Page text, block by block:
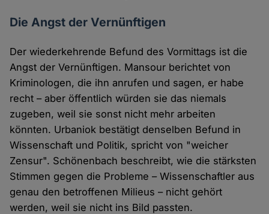
Die Angst der Vernünftigen
Der wiederkehrende Befund des Vormittags ist die
Angst der Vernünftigen. Mansour berichtet von
Kriminologen, die ihn anrufen und sagen, er habe
recht – aber öffentlich würden sie das niemals
zugeben, weil sie sonst nicht mehr arbeiten
könnten. Urbaniok bestätigt denselben Befund in
Wissenschaft und Politik, spricht von "weicher
Zensur". Schönenbach beschreibt, wie die stärksten
Stimmen gegen die Probleme – Wissenschaftler aus
genau den betroffenen Milieus – nicht gehört
werden, weil sie nicht ins Bild passten.